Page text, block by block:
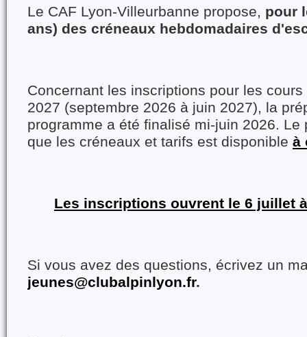
Le CAF Lyon-Villeurbanne propose, pour
ans) des créneaux hebdomadaires
Concernant les inscriptions pour les
2027 (septembre 2026 à juin 2027), la
programme a été finalisé mi-juin 2026. Le
que les créneaux et tarifs est disponible à
Les inscriptions ouvrent le 6 juillet
Si vous avez des questions, écrivez un
jeunes@clubalpinlyon.fr.